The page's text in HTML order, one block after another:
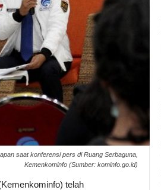
saat konferensi pers di Ruang Serbaguna,
Kemenkominfo (Sumber: kominfo.go.id)
telah